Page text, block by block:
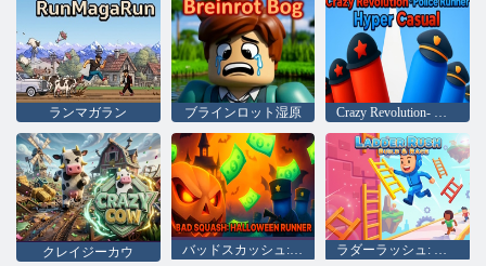
ランマガラン ブラインロット湿原
クレイジーカウ バッドスカッシュ: ハロウィンランナー ラダーラッシュ: ビルド＆レース